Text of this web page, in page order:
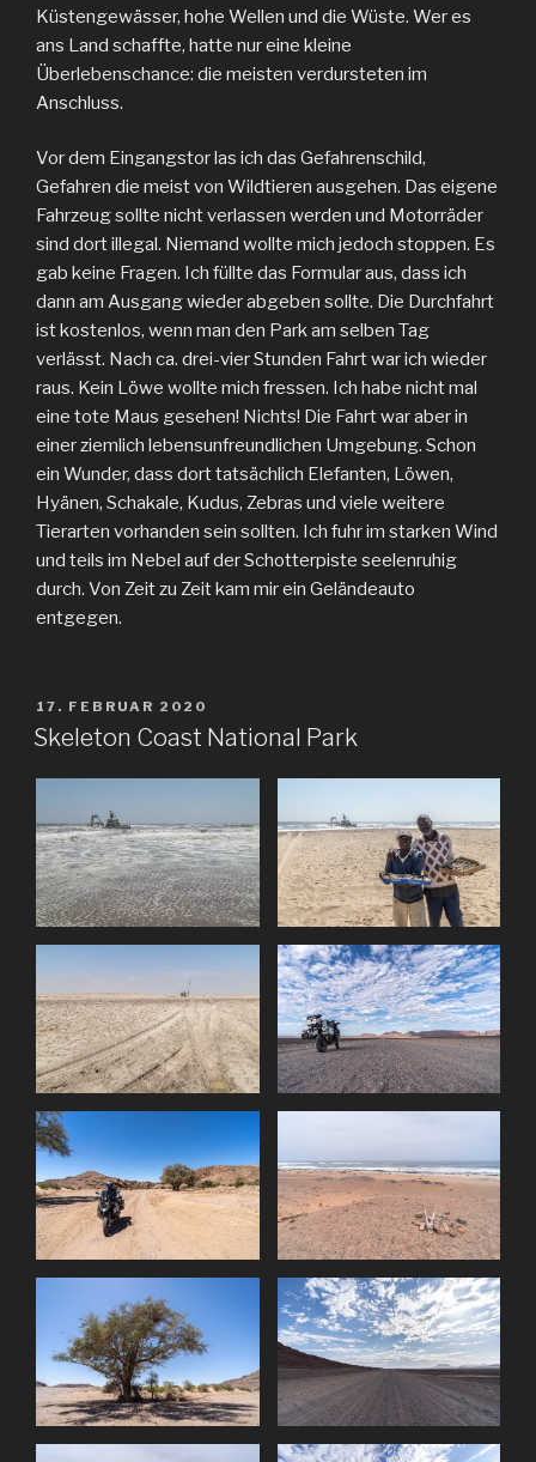
Küstengewässer, hohe Wellen und die Wüste. Wer es
ans Land schaffte, hatte nur eine kleine
Überlebenschance: die meisten verdursteten im
Anschluss.
Vor dem Eingangstor las ich das Gefahrenschild,
Gefahren die meist von Wildtieren ausgehen. Das eigene
Fahrzeug sollte nicht verlassen werden und Motorräder
sind dort illegal. Niemand wollte mich jedoch stoppen. Es
gab keine Fragen. Ich füllte das Formular aus, dass ich
dann am Ausgang wieder abgeben sollte. Die Durchfahrt
ist kostenlos, wenn man den Park am selben Tag
verlässt. Nach ca. drei-vier Stunden Fahrt war ich wieder
raus. Kein Löwe wollte mich fressen. Ich habe nicht mal
eine tote Maus gesehen! Nichts! Die Fahrt war aber in
einer ziemlich lebensunfreundlichen Umgebung. Schon
ein Wunder, dass dort tatsächlich Elefanten, Löwen,
Hyänen, Schakale, Kudus, Zebras und viele weitere
Tierarten vorhanden sein sollten. Ich fuhr im starken Wind
und teils im Nebel auf der Schotterpiste seelenruhig
durch. Von Zeit zu Zeit kam mir ein Geländeauto
entgegen.
VERÖFFENTLICHT
AM
17. FEBRUAR 2020
Skeleton Coast National Park